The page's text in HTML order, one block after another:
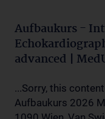
Aufbaukurs -
advanced |
...Sorry, this
Aufbaukurs 2026